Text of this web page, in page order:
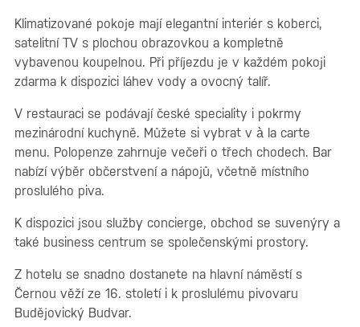
Klimatizované pokoje mají elegantní interiér s koberci,
satelitní TV s plochou obrazovkou a kompletně
vybavenou koupelnou. Při příjezdu je v každém pokoji
zdarma k dispozici láhev vody a ovocný talíř.
V restauraci se podávají české speciality i pokrmy
mezinárodní kuchyně. Můžete si vybrat v à la carte
menu. Polopenze zahrnuje večeři o třech chodech. Bar
nabízí výběr občerstvení a nápojů, včetně místního
proslulého piva.
K dispozici jsou služby concierge, obchod se suvenýry a
také business centrum se společenskými prostory.
Z hotelu se snadno dostanete na hlavní náměstí s
Černou věží ze 16. století i k proslulému pivovaru
Budějovický Budvar.